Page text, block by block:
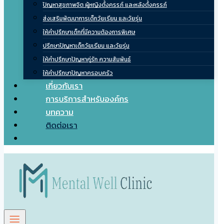
ปัญหาสุขภาพจิต ผู้หญิงตั้งครรภ์ และหลังตั้งครรภ์
ส่งเสริมพัฒนาการเด็กวัยเรียน และวัยรุ่น
ให้คำปรึกษาเด็กที่มีความต้องการพิเศษ
ปรึกษาปัญหาเด็กวัยเรียน และวัยรุ่น
ให้คำปรึกษาปัญหาคู่รัก ความสัมพันธ์
ให้คำปรึกษาปัญหาครอบครัว
เกี่ยวกับเรา
การบริการสำหรับองค์กร
บทความ
ติดต่อเรา